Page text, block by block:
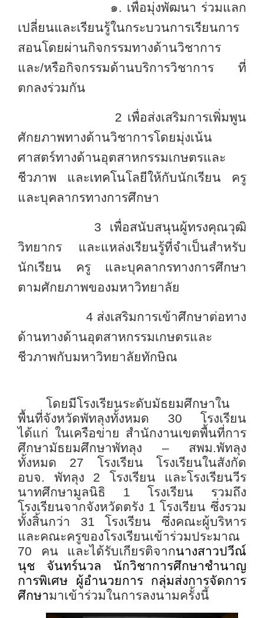
๑. เพื่อมุ่งพัฒนา ร่วมแลก
เปลี่ยนและเรียนรู้ในกระบวนการเรียนการ
สอนโดยผ่านกิจกรรมทางด้านวิชาการ
และ/หรือกิจกรรมด้านบริการวิชาการ ที่
ตกลงร่วมกัน
2 เพื่อส่งเสริมการเพิ่มพูน
ศักยภาพทางด้านวิชาการโดยมุ่งเน้น
ศาสตร์ทางด้านอุตสาหกรรมเกษตรและ
ชีวภาพ และเทคโนโลยีให้กับนักเรียน ครู
และบุคลากรทางการศึกษา
3 เพื่อสนับสนุนผู้ทรงคุณวุฒิ
วิทยากร และแหล่งเรียนรู้ที่จำเป็นสำหรับ
นักเรียน ครู และบุคลากรทางการศึกษา
ตามศักยภาพของมหาวิทยาลัย
4 ส่งเสริมการเข้าศึกษาต่อทาง
ด้านทางด้านอุตสาหกรรมเกษตรและ
ชีวภาพกับมหาวิทยาลัยทักษิณ
โดยมีโรงเรียนระดับมัธยมศึกษาใน
พื้นที่จังหวัดพัทลุงทั้งหมด 30 โรงเรียน
ได้แก่ ในเครือข่าย สำนักงานเขตพื้นที่การ
ศึกษามัธยมศึกษาพัทลุง – สพม.พัทลุง
ทั้งหมด 27 โรงเรียน โรงเรียนในสังกัด
อบจ. พัทลุง 2 โรงเรียน และโรงเรียนวีร
นาทศึกษามูลนิธิ 1 โรงเรียน รวมถึง
โรงเรียนจากจังหวัดตรัง 1 โรงเรียน ซึ่งรวม
ทั้งสิ้นกว่า 31 โรงเรียน ซึ่งคณะผู้บริหาร
และคณะครูของโรงเรียนเข้าร่วมประมาณ
70 คน และได้รับเกียรติจากนางสาวปวีณ์
นุช จันทร์นวล นักวิชาการศึกษาชำนาญ
การพิเศษ ผู้อำนวยการ กลุ่มส่งการจัดการ
ศึกษามาเข้าร่วมในการลงนามครั้งนี้